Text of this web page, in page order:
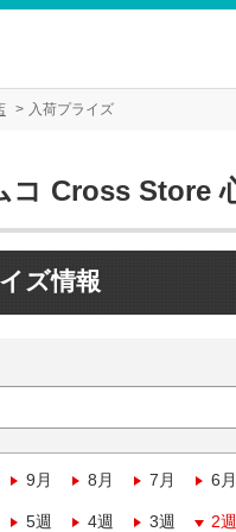
入荷プライズ
コ Cross Store
ズ情報
9月 8月 7月 6月
5週 4週 3週 2週